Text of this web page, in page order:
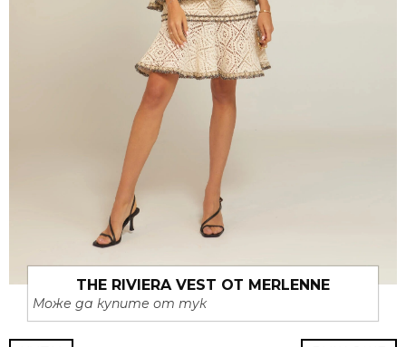
THE RIVIERA VEST ОТ MERLENNE
Може да купите от тук